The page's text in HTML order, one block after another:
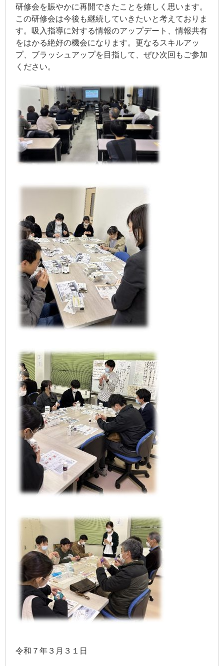
研修会を賑やかに再開できたことを嬉しく思います。
この研修会は今後も継続していきたいと考えておりま
す。吸入指導に対する情報のアップデート、情報共有
をはかる絶好の機会になります。更なるスキルアッ
プ、ブラッシュアップを目指して、ぜひ次回もご参加
ください。
令和７年３月３１日